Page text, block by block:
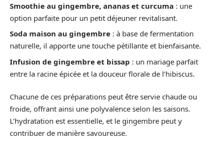
Smoothie au gingembre, ananas et curcuma : une
option parfaite pour un petit déjeuner revitalisant.
Soda maison au gingembre : à base de fermentation
naturelle, il apporte une touche pétillante et bienfaisante.
Infusion de gingembre et bissap : un mariage parfait
entre la racine épicée et la douceur florale de l’hibiscus.
Chacune de ces préparations peut être servie chaude ou
froide, offrant ainsi une polyvalence selon les saisons.
L’hydratation est essentielle, et le gingembre peut y
contribuer de manière savoureuse.